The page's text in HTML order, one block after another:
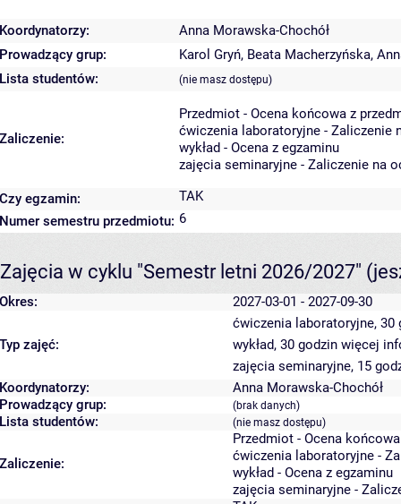
Koordynatorzy:
Anna Morawska-Chochół
Prowadzący grup:
Karol Gryń, Beata Macherzyńska,
Lista studentów:
(nie masz dostępu)
Zaliczenie:
Przedmiot - Ocena końcowa z
ćwiczenia laboratoryjne - Zaliczenie
wykład - Ocena z egzaminu
zajęcia seminaryjne - Zaliczenie na
Czy egzamin:
TAK
Numer semestru przedmiotu: 6
Zajęcia w cyklu "Semestr letni 2026/2027"
Okres: 2027-03-01 - 2027-09-30
Typ zajęć:
ćwiczenia laboratoryjne, 30
wykład, 30 godzin więcej
zajęcia seminaryjne, 15
Koordynatorzy:
Anna Morawska-Chochół
Prowadzący grup:
(brak danych)
Lista studentów: (nie masz dostępu)
Zaliczenie:
Przedmiot - Ocena
ćwiczenia laboratoryjne -
wykład - Ocena z egzaminu
zajęcia seminaryjne -